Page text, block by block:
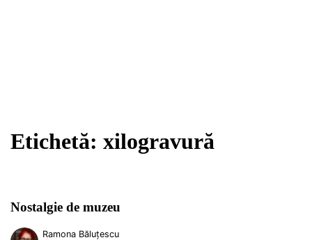
Etichetă: xilogravură
Nostalgie de muzeu
Ramona Băluțescu